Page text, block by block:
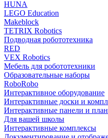
HUNA
LEGO Education
Makeblock
TETRIX Robotics
Подводная робототехника
RED
VEX Robotics
Мебель для робототехники
Образовательные наборы
RoboRobo
Интерактивное оборудование
Интерактивные доски и
Интерактивные панели и
Для вашей школы
Интерактивные комплексы